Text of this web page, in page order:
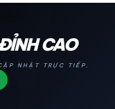
CAO
NHẬT TRỰC TIẾP.